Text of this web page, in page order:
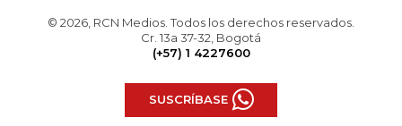
© 2026, RCN Medios. Todos los derechos reservados.
Cr. 13a 37-32, Bogotá
(+57) 1 4227600
SUSCRÍBASE